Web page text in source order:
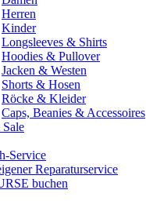
Herren
Kinder
Longsleeves & Shirts
Hoodies & Pullover
Jacken & Westen
Shorts & Hosen
Röcke & Kleider
Caps, Beanies & Accessoires
Service
Reparaturservice
buchen